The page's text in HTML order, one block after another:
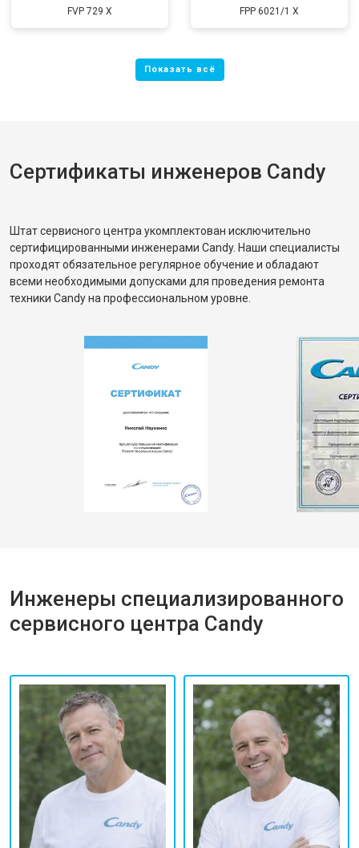
FVP 729 X FPP 6021/1 X
Сертификаты инженеров Candy
Штат сервисного центра укомплектован исключительно
сертифицированными инженерами Candy. Наши специалисты
проходят обязательное регулярное обучение и обладают
всеми необходимыми допусками для проведения ремонта
техники Candy на профессиональном уровне.
Инженеры специализированного
сервисного центра Candy